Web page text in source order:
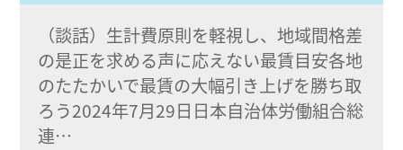
（談話）生計費原則を軽視し、地域間格差
の是正を求める声に応えない最賃目安各地
のたたかいで最賃の大幅引き上げを勝ち取
ろう2024年7月29日日本自治体労働組合総
連…